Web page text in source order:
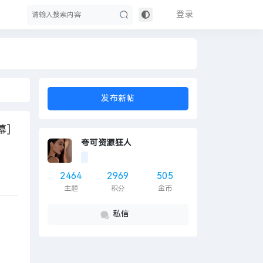
登录
]
发布新帖
夸可资源狂人
2464
主题
2969
积分
505
金币
私信